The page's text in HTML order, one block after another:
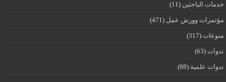
خدمات الباحثين (11)
مؤتمرات وورش عمل (471)
منوعات (317)
ندوات (63)
ندوات علمية (88)